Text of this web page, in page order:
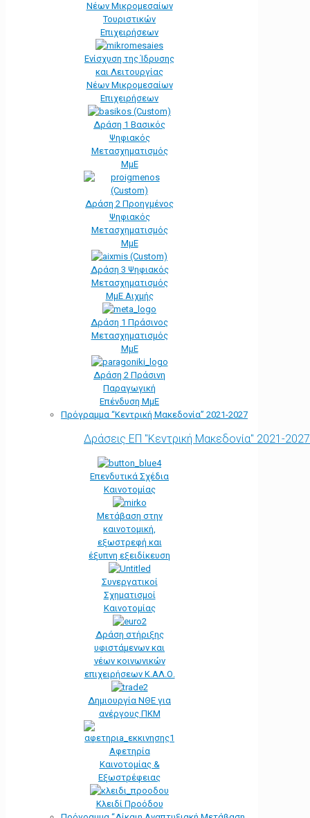
Νέων Μικρομεσαίων
Τουριστικών
Επιχειρήσεων
Ενίσχυση της Ίδρυσης
και Λειτουργίας
Νέων Μικρομεσαίων
Επιχειρήσεων
Δράση 1 Βασικός
Ψηφιακός
Μετασχηματισμός
ΜμΕ
Δράση 2 Προηγμένος
Ψηφιακός
Μετασχηματισμός
ΜμΕ
Δράση 3 Ψηφιακός
Μετασχηματισμός
ΜμΕ Αιχμής
Δράση 1 Πράσινος
Μετασχηματισμός
ΜμΕ
Δράση 2 Πράσινη
Παραγωγική
Επένδυση ΜμΕ
Πρόγραμμα “Κεντρική Μακεδονία” 2021-2027
Δράσεις ΕΠ "Κεντρική Μακεδονία" 2021-2027
Επενδυτικά Σχέδια
Καινοτομίας
Μετάβαση στην
καινοτομική,
εξωστρεφή και
έξυπνη εξειδίκευση
Συνεργατικοί
Σχηματισμοί
Καινοτομίας
Δράση στήριξης
υφιστάμενων και
νέων κοινωνικών
επιχειρήσεων Κ.ΑΛ.Ο.
Δημιουργία ΝΘΕ για
ανέργους ΠΚΜ
Αφετηρία
Kαινοτομίας &
Εξωστρέφειας
Κλειδί Προόδου